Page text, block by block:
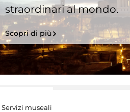
straordinari al mondo.
Scopri di più
Servizi museali